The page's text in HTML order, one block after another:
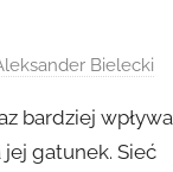
Bielecki
bardziej wpływa
gatunek. Sieć